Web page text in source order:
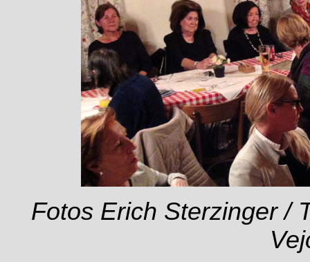
Fotos Erich Sterzinger /